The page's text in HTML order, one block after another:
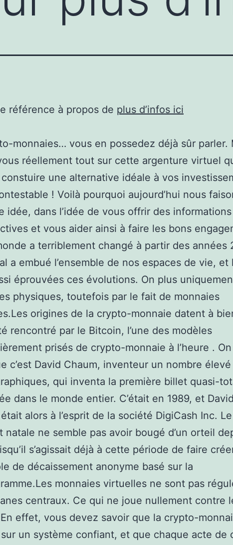
référence à propos de plus d’infos ici
monnaies… vous en possedez déjà sûr parler.
réellement tout sur cette argenture virtuel
une alternative idéale à vos
! Voilà pourquoi aujourd’hui nous
idée, dans l’idée de vous offrir des informations
et vous aider ainsi à faire les bons
a terriblement changé à partir des années
a embué l’ensemble de nos espaces de vie, et
éprouvées ces évolutions. On plus
physiques, toutefois par le fait de monnaies
origines de la crypto-monnaie datent à
rencontré par le Bitcoin, l’une des modèles
prisés de crypto-monnaie à l’heure .
c’est David Chaum, inventeur un nombre
qui inventa la première billet quasi-
dans le monde entier. C’était en 1989, et David
alors à l’esprit de la société DigiCash Inc. Le
natale ne semble pas avoir bougé d’un orteil
s’agissait déjà à cette période de faire
de décaissement anonyme basé sur la
monnaies virtuelles ne sont pas
centraux. Ce qui ne joue nullement contre
effet, vous devez savoir que la crypto-
un système confiant, et que chaque acte de